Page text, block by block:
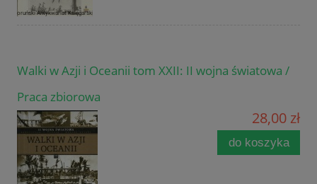
Walki w Azji i Oceanii tom XXII: II wojna światowa /
Praca zbiorowa
28,00 zł
do koszyka